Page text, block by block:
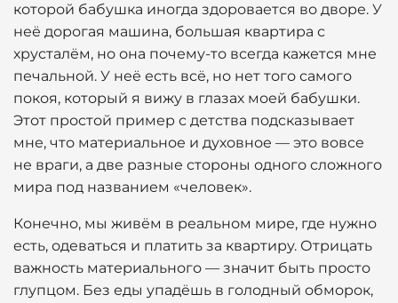
которой бабушка иногда здоровается во дворе. У
неё дорогая машина, большая квартира с
хрусталём, но она почему-то всегда кажется мне
печальной. У неё есть всё, но нет того самого
покоя, который я вижу в глазах моей бабушки.
Этот простой пример с детства подсказывает
мне, что материальное и духовное — это вовсе
не враги, а две разные стороны одного сложного
мира под названием «человек».
Конечно, мы живём в реальном мире, где нужно
есть, одеваться и платить за квартиру. Отрицать
важность материального — значит быть просто
глупцом. Без еды упадёшь в голодный обморок,